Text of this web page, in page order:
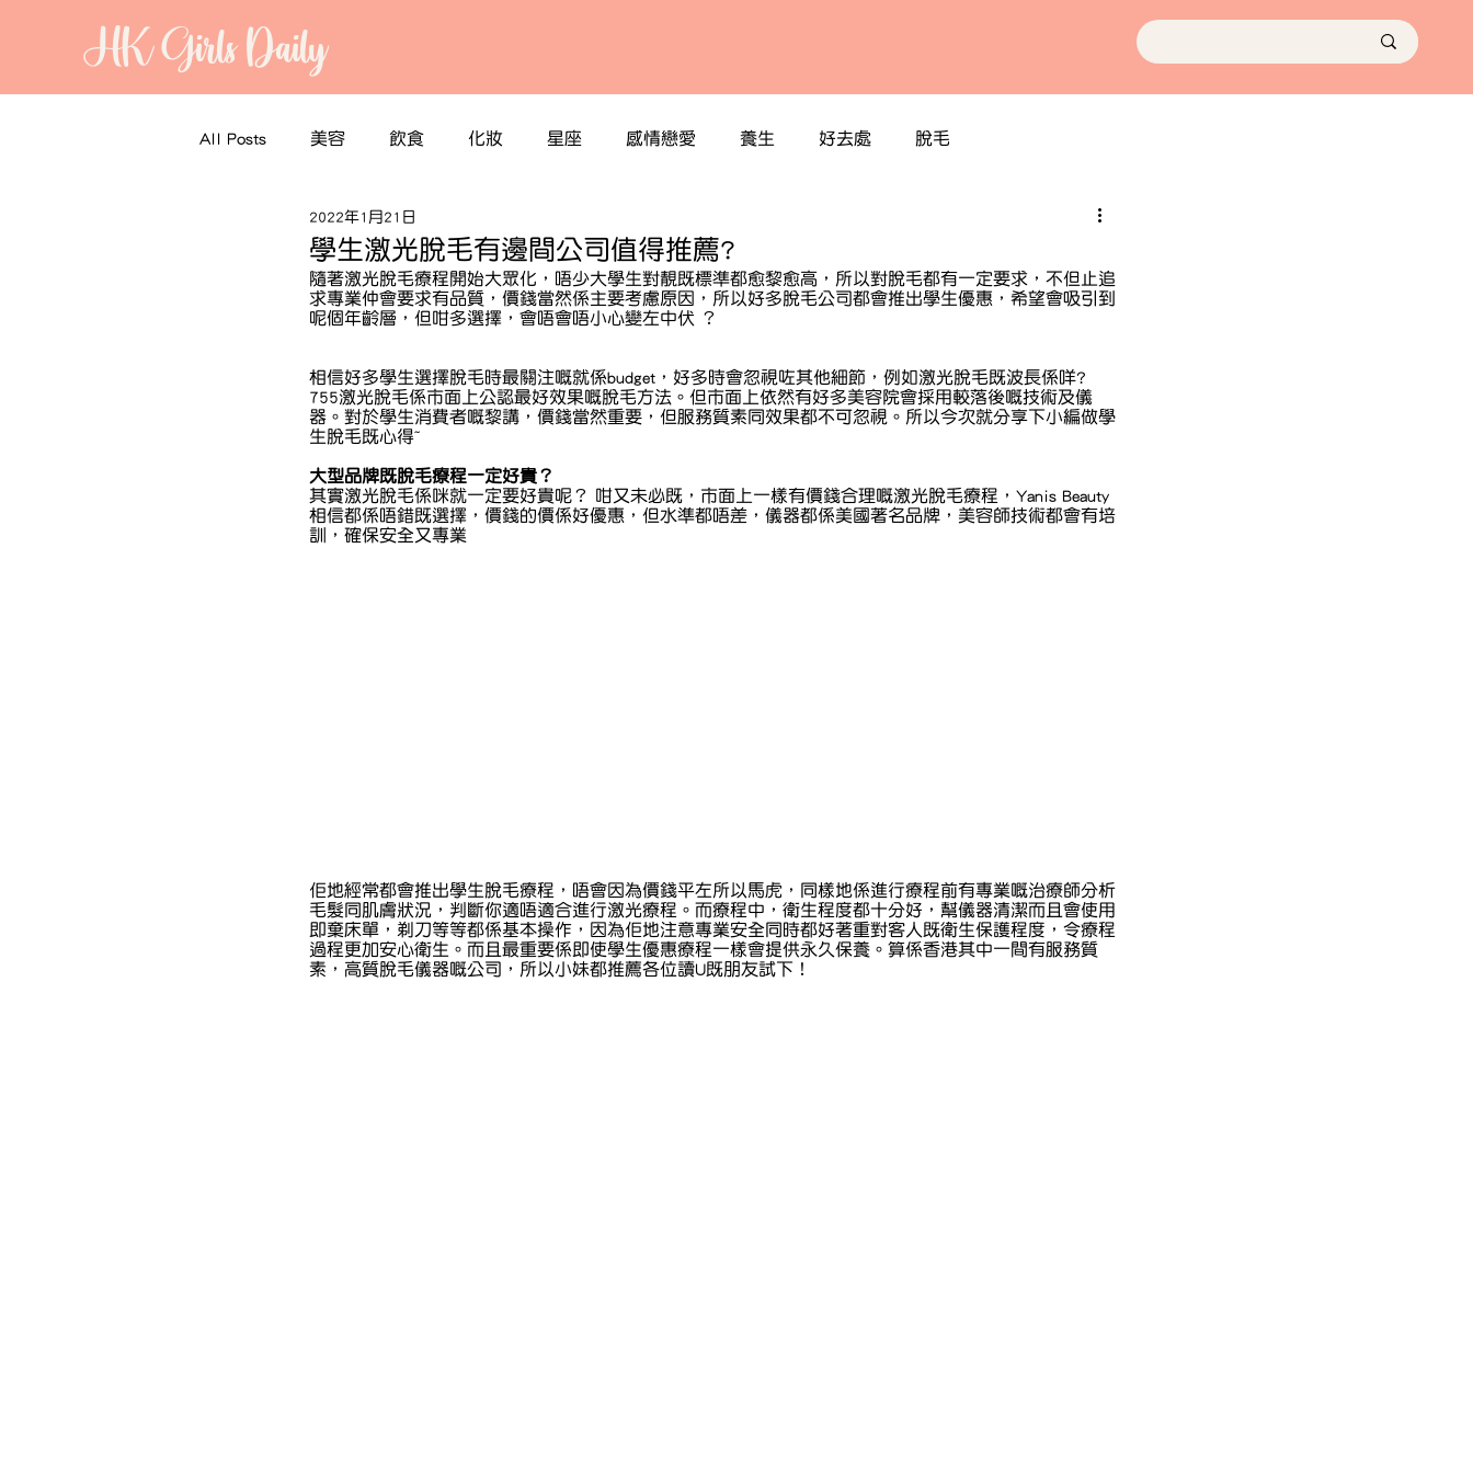
HK Girls Daily
All Posts 美容 飲食 化妝 星座 感情戀愛 養生 好去處 脫毛
學生激光脫毛有邊間公司值得推薦?
2022年1月21日
隨著激光脫毛療程開始大眾化，唔少大學生對靚既標準都愈黎愈高，所以對脫毛都有一定要求，不但止追
求專業仲會要求有品質，價錢當然係主要考慮原因，所以好多脫毛公司都會推出學生優惠，希望會吸引到
呢個年齡層，但咁多選擇，會唔會唔小心變左中伏 ？
相信好多學生選擇脫毛時最關注嘅就係budget，好多時會忽視咗其他細節，例如激光脫毛既波長係咩?
755激光脫毛係市面上公認最好效果嘅脫毛方法。但市面上依然有好多美容院會採用較落後嘅技術及儀
器。對於學生消費者嘅黎講，價錢當然重要，但服務質素同效果都不可忽視。所以今次就分享下小編做學
生脫毛既心得~
大型品牌既脫毛療程一定好貴？
其實激光脫毛係咪就一定要好貴呢？ 咁又未必既，市面上一樣有價錢合理嘅激光脫毛療程，Yanis Beauty
相信都係唔錯既選擇，價錢的價係好優惠，但水準都唔差，儀器都係美國著名品牌，美容師技術都會有培
訓，確保安全又專業
佢地經常都會推出學生脫毛療程，唔會因為價錢平左所以馬虎，同樣地係進行療程前有專業嘅治療師分析
毛髮同肌膚狀況，判斷你適唔適合進行激光療程。而療程中，衛生程度都十分好，幫儀器清潔而且會使用
即棄床單，剃刀等等都係基本操作，因為佢地注意專業安全同時都好著重對客人既衛生保護程度，令療程
過程更加安心衛生。而且最重要係即使學生優惠療程一樣會提供永久保養。算係香港其中一間有服務質
素，高質脫毛儀器嘅公司，所以小妹都推薦各位讀U既朋友試下！